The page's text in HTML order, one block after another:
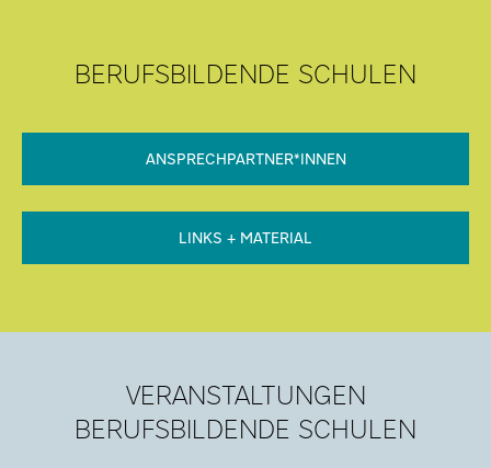
BERUFSBILDENDE SCHULEN
ANSPRECHPARTNER*INNEN
LINKS + MATERIAL
VERANSTALTUNGEN
BERUFSBILDENDE SCHULEN